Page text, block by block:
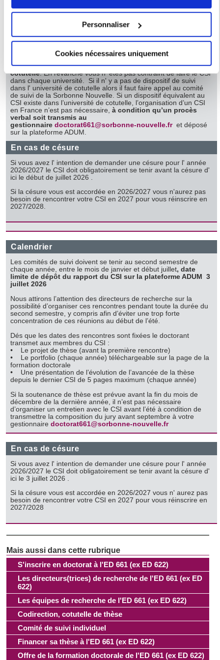
Si vous le permettez, nous aimerions également :
géographique qui peuvent être précises à plusieurs
mètres près
Identifier votre appareil en l'analysant activement
pour en relever les caractéristiques spécifiques
(empreintes digitales).
Pour en savoir plus sur le traitement de vos données
personnelles et définir vos préférences, reportez-vous à la
section « Détails » . Vous pouvez modifier ou retirer votre
consentement à tout moment à partir de la déclaration sur
les cookies.
Les cookies nous permettent de personnaliser le contenu
et les annonces, d'offrir des fonctionnalités relatives aux
partageons également des informations sur l'utilisation de
notre site avec nos partenaires de médias sociaux, de
publicité et d'analyse, qui peuvent combiner celles-ci avec
d'autres informations que vous leur avez fournies ou qu'ils
ont collectées lors de votre utilisation de leurs services.
Personnaliser
Cookies nécessaires uniquement
S'inscrire en doctorat à l'ED 661 (ex ED 622)
Les directeurs(trices) de recherche de l'ED 661 (ex ED
622)
Les équipes de recherche de l'ED 661 (ex ED 622)
Codirection, cotutelle de thèse
Comité de suivi individuel
Financer sa thèse à l'ED 661 (ex ED 622)
Offre de la formation doctorale de l'ED 661 (ex ED 622)
pour la réinscription administrative du(de la) doctorant-e.
En cas de cotutelle
Chaque année le CSIdoit se tenir même si vous êtes en
cotutelle. En revanche vous n' êtes pas contraint de faire le CSI
dans chaque université. Si il n' y a pas de dispositif de suivi
dans l' université de cotutelle alors il faut faire appel au comité
de suivi de la Sorbonne Nouvelle. Si un dispositif équivalent au
CSI existe dans l’université de cotutelle, l’organisation d’un CSI
en France n’est pas nécessaire,à condition qu’un procès
verbal soit transmis au
gestionnairedoctorat661@sorbonne-nouvelle.fret déposé
sur la plateforme ADUM.
En cas de césure
Si vous avez l' intention de demander une césure pour l' année
2026/2027 le CSI doit obligatoirement se tenir avant la césure d'
ici le début de juillet 2026 .
Si la césure vous est accordée en 2026/2027 vous n'aurez pas
besoin de rencontrer votre CSI en 2027 pour vous réinscrire en
2027/2028.
Calendrier
Les comités de suivi doivent se tenir au second semestre de
chaque année, entre le mois de janvier et début juillet, date
limite de dépôt du rapport du CSI sur la plateforme ADUM 3
juillet 2026
Nous attirons l’attention des directeurs de recherche sur la
possibilité d’organiser ces rencontres pendant toute la durée du
second semestre, y compris afin d’éviter une trop forte
concentration de ces réunions au début de l’été.
Dés que les dates des rencontres sont fixées le doctorant
transmet aux membres du CSI :
• Le projet de thèse (avant la première rencontre)
• Le portfolio (chaque année) téléchargeable sur la page de la
formation doctorale
• Une présentation de l’évolution de l’avancée de la thèse
depuis le dernier CSI de 5 pages maximum (chaque année)
Si la soutenance de thèse est prévue avant la fin du mois de
décembre de la dernière année, il n’est pas nécessaire
d’organiser un entretien avec le CSI avant l’été à condition de
transmettre la composition du jury avant septembre à votre
gestionnairedoctorat661@sorbonne-nouvelle.fr
En cas de césure
Si vous avez l' intention de demander une césure pour l' année
2026/2027 le CSI doit obligatoirement se tenir avant la césure d'
ici le 3 juillet 2026 .
Si la césure vous est accordée en 2026/2027 vous n' aurez pas
besoin de rencontrer votre CSI en 2027 pour vous réinscrire en
2027/2028